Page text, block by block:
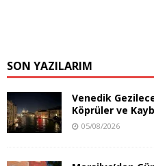
SON YAZILARIM
Venedik
Köprüler ve
05/08/2026